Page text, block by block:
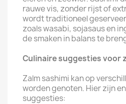
rauwe vis, zonder rijst of
wordt traditioneel
zoals wasabi, sojasaus en
de smaken in balans te
Culinaire suggesties voor
Zalm sashimi kan op
worden genoten. Hier zijn
suggesties: